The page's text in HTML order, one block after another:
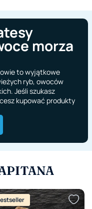
morza
to wyjątkowe
ryb, owoców
Jeśli szukasz
kupować produkty